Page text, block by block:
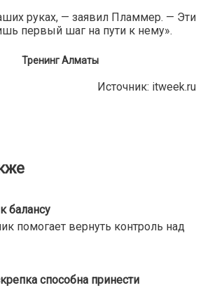
руках, — заявил Пламмер. — Эти
первый шаг на пути к нему».
Тренинг Алматы
Источник: itweek.ru
балансу
помогает вернуть контроль над
способна принести